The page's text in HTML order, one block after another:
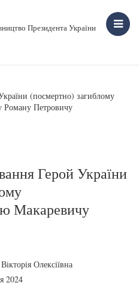
Президента України
(посмертно) загиблому
Роману Петровичу
Герой України
Макаревичу
Олексіївна
2024